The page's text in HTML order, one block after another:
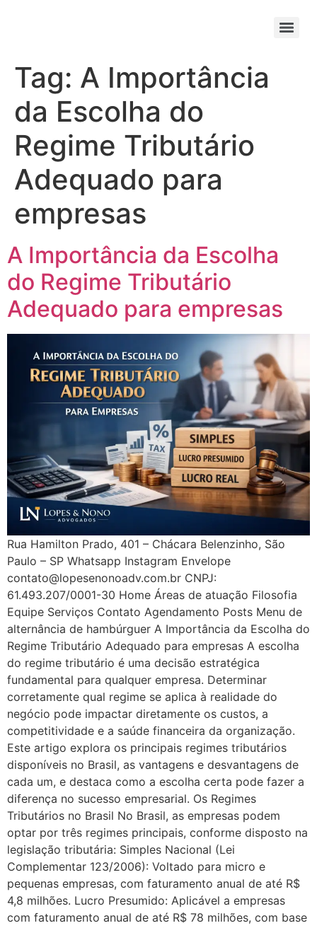
Tag: A Importância
da Escolha do
Regime Tributário
Adequado para
empresas
A Importância da Escolha
do Regime Tributário
Adequado para empresas
Rua Hamilton Prado, 401 – Chácara Belenzinho, São
Paulo – SP Whatsapp Instagram Envelope
contato@lopesenonoadv.com.br CNPJ:
61.493.207/0001-30 Home Áreas de atuação Filosofia
Equipe Serviços Contato Agendamento Posts Menu de
alternância de hambúrguer A Importância da Escolha do
Regime Tributário Adequado para empresas A escolha
do regime tributário é uma decisão estratégica
fundamental para qualquer empresa. Determinar
corretamente qual regime se aplica à realidade do
negócio pode impactar diretamente os custos, a
competitividade e a saúde financeira da organização.
Este artigo explora os principais regimes tributários
disponíveis no Brasil, as vantagens e desvantagens de
cada um, e destaca como a escolha certa pode fazer a
diferença no sucesso empresarial. Os Regimes
Tributários no Brasil No Brasil, as empresas podem
optar por três regimes principais, conforme disposto na
legislação tributária: Simples Nacional (Lei
Complementar 123/2006): Voltado para micro e
pequenas empresas, com faturamento anual de até R$
4,8 milhões. Lucro Presumido: Aplicável a empresas
com faturamento anual de até R$ 78 milhões, com base